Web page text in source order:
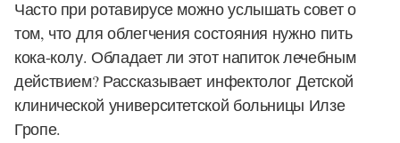
Часто при ротавирусе можно услышать совет о
том, что для облегчения состояния нужно пить
кока-колу. Обладает ли этот напиток лечебным
действием? Рассказывает инфектолог Детской
клинической университетской больницы Илзе
Гропе.